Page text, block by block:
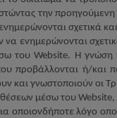
την
σχετικά
να ενημερώνονται
τουWebsite. Η γνώση
προβάλλονται ή/και
και γνωστοποιούν οι
μέσω του Website,
οποιονδήποτε λόγο